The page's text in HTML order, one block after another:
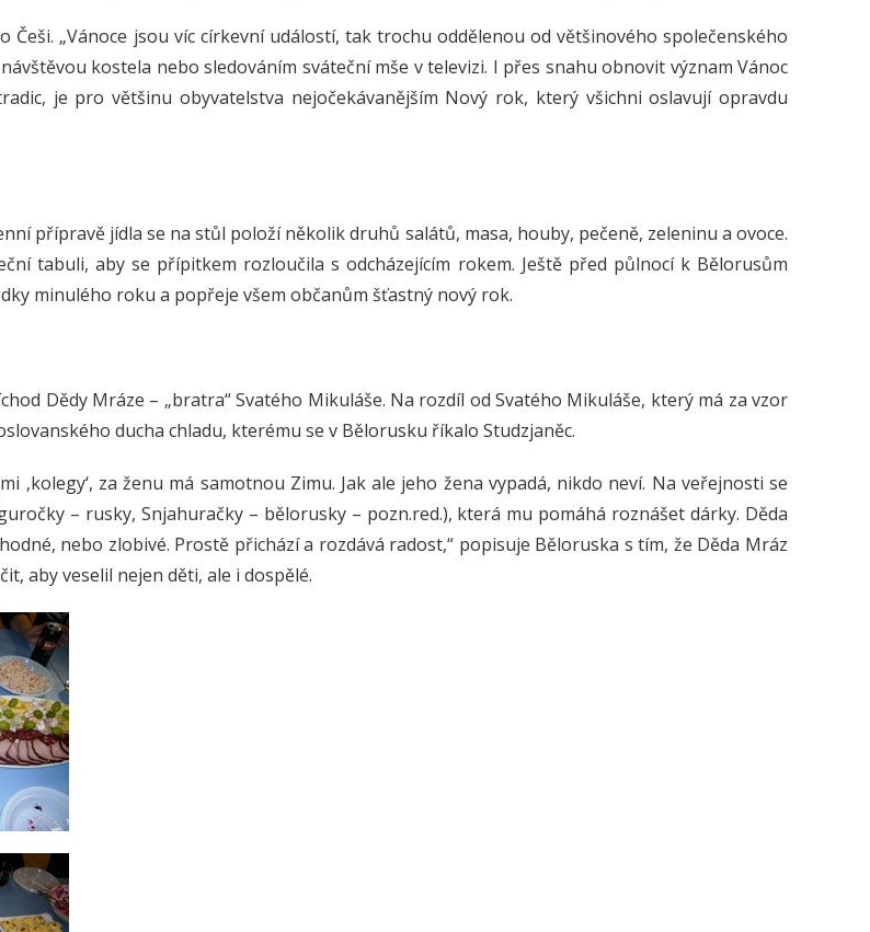
„Vánoce jsou víc církevní událostí, tak trochu oddělenou od většinového společenského
kostela nebo sledováním sváteční mše v televizi. I přes snahu obnovit význam Vánoc
je pro většinu obyvatelstva nejočekávanějším Nový rok, který všichni oslavují opravdu
přípravě jídla se na stůl položí několik druhů salátů, masa, houby, pečeně, zeleninu a ovoce.
tabuli, aby se přípitkem rozloučila s odcházejícím rokem. Ještě před půlnocí k Bělorusům
minulého roku a popřeje všem občanům šťastný nový rok.
Dědy Mráze – „bratra“ Svatého Mikuláše. Na rozdíl od Svatého Mikuláše, který má za vzor
ducha chladu, kterému se v Bělorusku říkalo Studzjaněc.
‚kolegy‘, za ženu má samotnou Zimu. Jak ale jeho žena vypadá, nikdo neví. Na veřejnosti se
– rusky, Snjahuračky – bělorusky – pozn.red.), která mu pomáhá roznášet dárky. Děda
nebo zlobivé. Prostě přichází a rozdává radost,“ popisuje Běloruska s tím, že Děda Mráz
aby veselil nejen děti, ale i dospělé.